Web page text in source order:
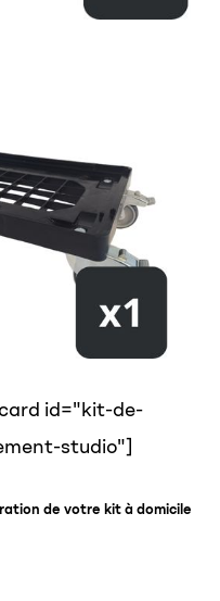
id="kit-de-
studio"]
de votre kit à domicile